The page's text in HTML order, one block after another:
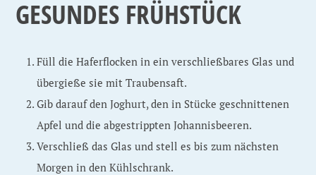
GESUNDES FRÜHSTÜCK
Füll die Haferflocken in ein verschließbares Glas und
übergieße sie mit Traubensaft.
Gib darauf den Joghurt, den in Stücke geschnittenen
Apfel und die abgestrippten Johannisbeeren.
Verschließ das Glas und stell es bis zum nächsten
Morgen in den Kühlschrank.